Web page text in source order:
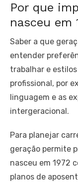
Por que
nasceu em
Saber a que
entender
trabalhar e
profissional, por
linguagem e as
intergeracional.
Para planejar
geração permite
nasceu em 1972
planos de